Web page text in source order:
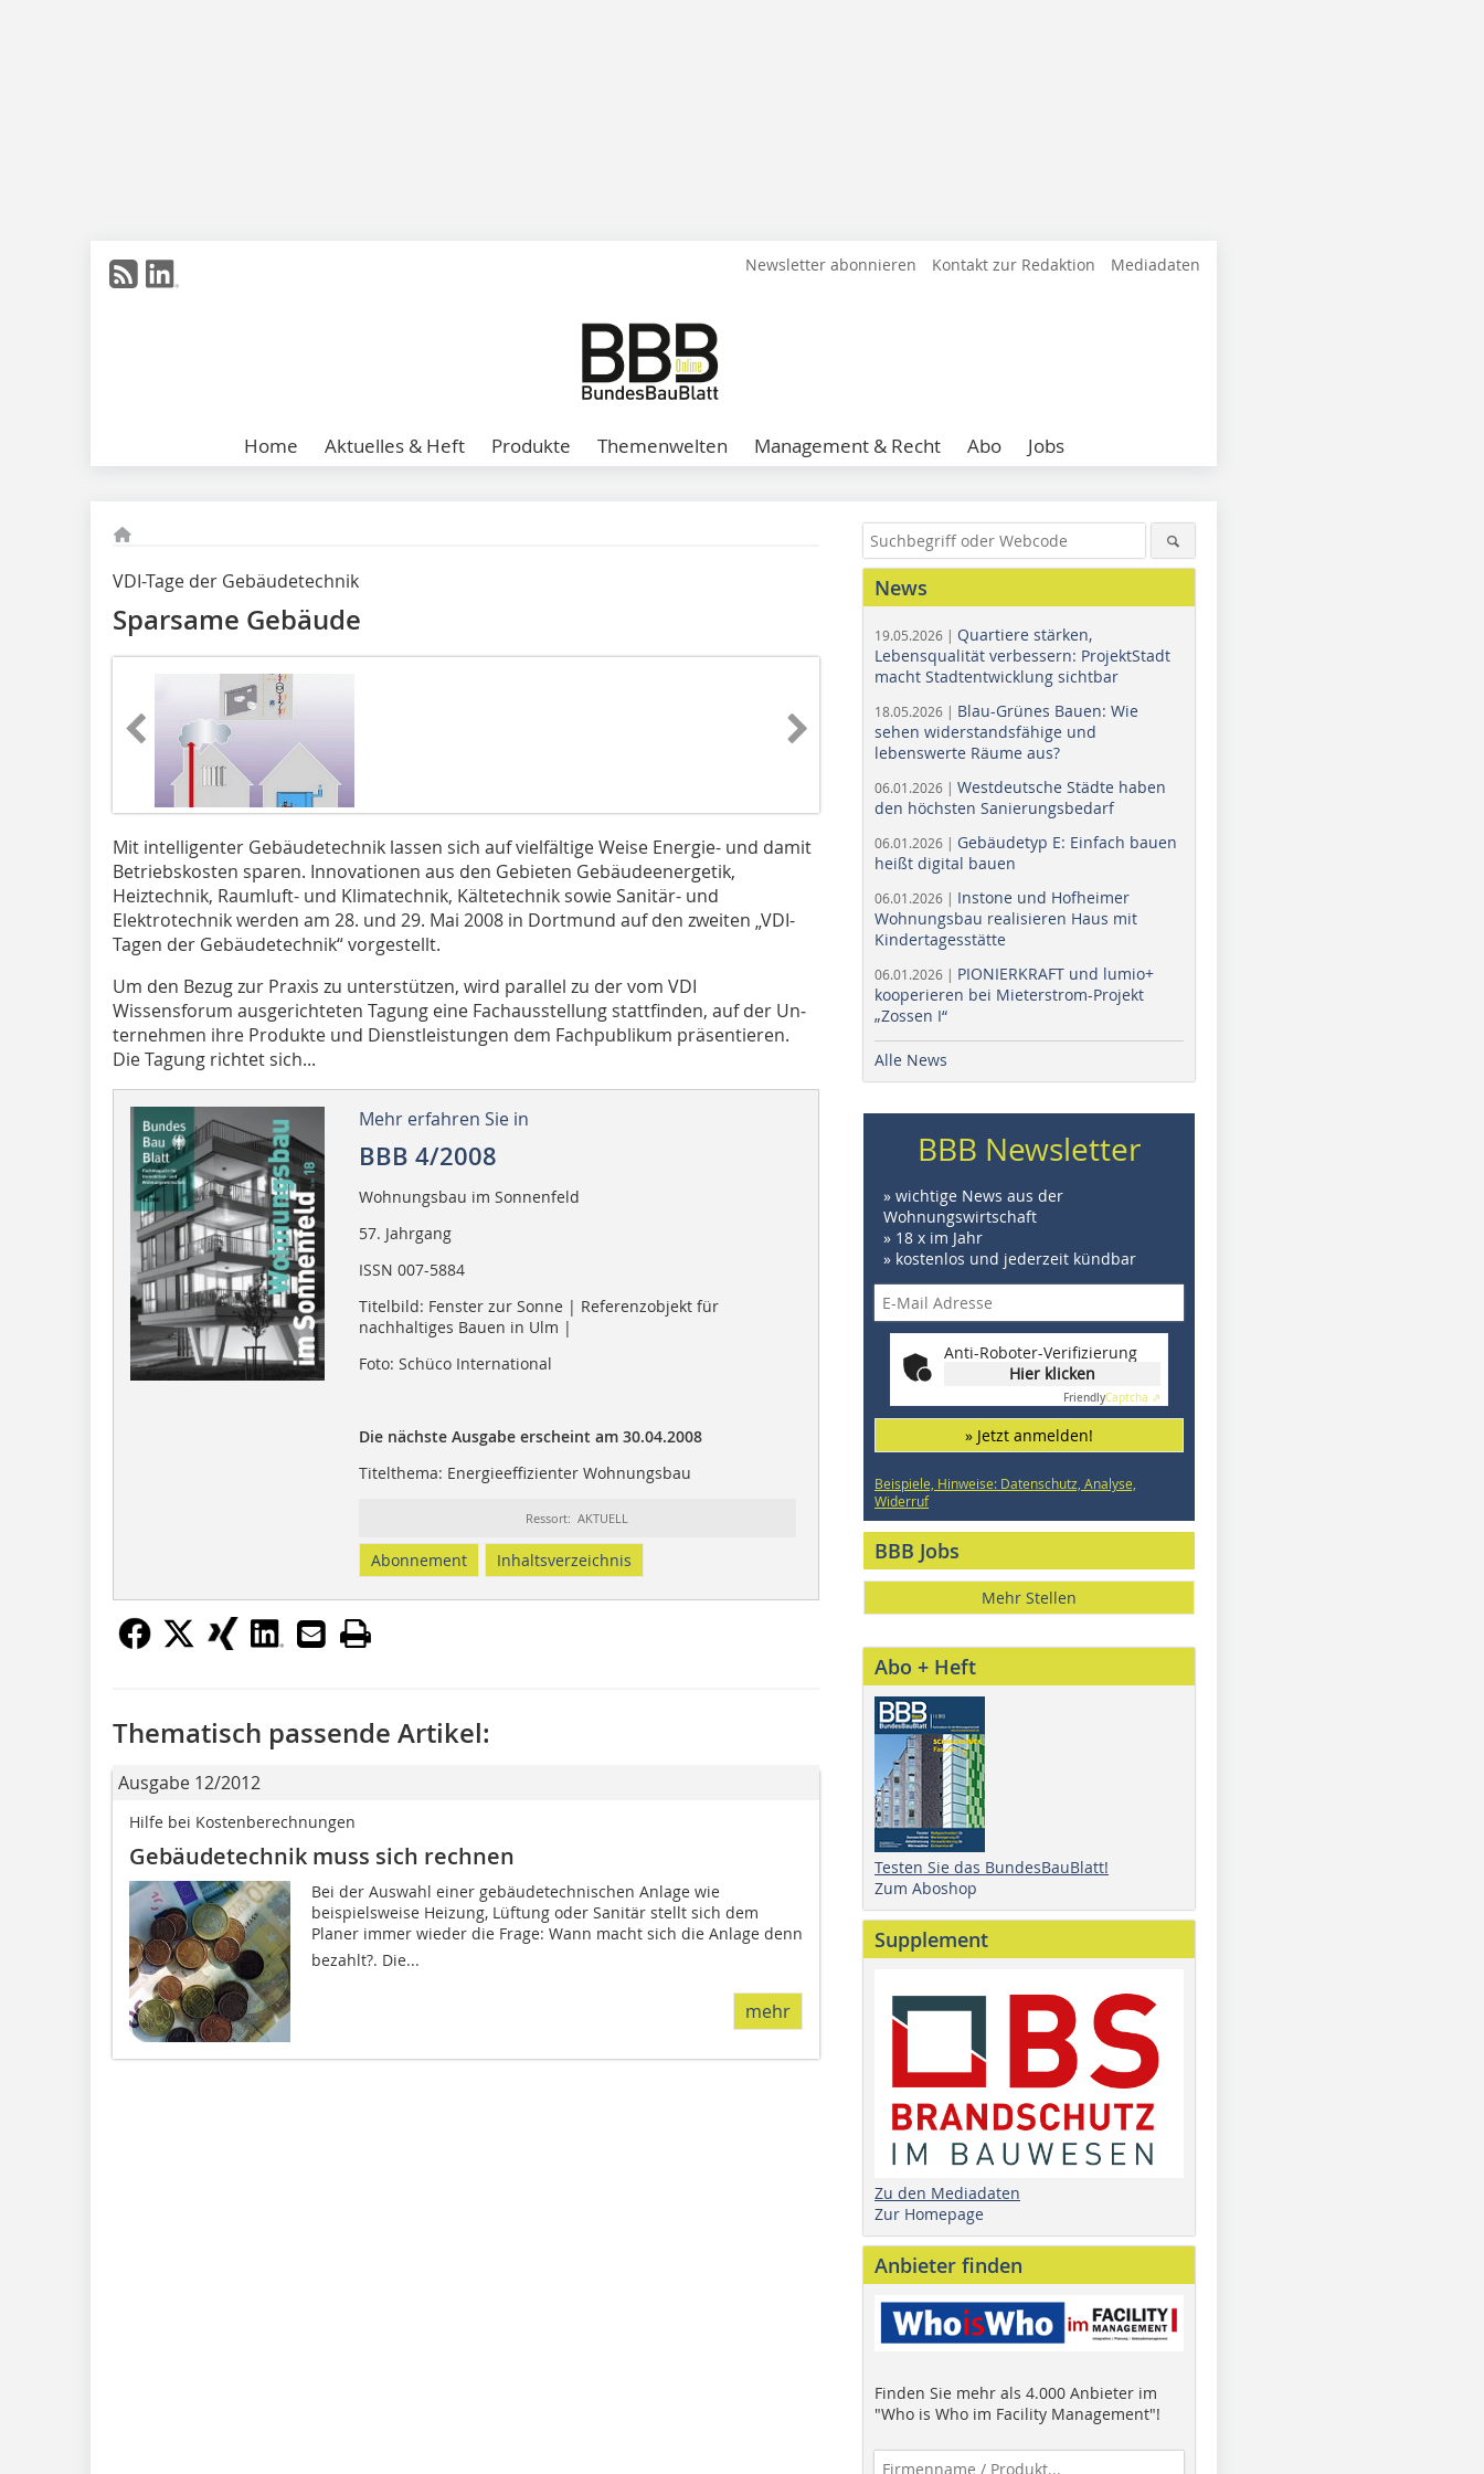
Newsletter abonnieren Kontakt zur Redaktion Mediadaten
Home Aktuelles & Heft Produkte Themenwelten Management & Recht Abo Jobs
VDI-Tage der Gebäudetechnik
Sparsame Gebäude
Mit intelligenter Gebäudetechnik lassen sich auf vielfältige Weise Energie- und damit
Betriebskosten sparen. Innovationen aus den Gebieten Gebäudeenergetik,
Heiztechnik, Raumluft- und Klimatechnik, Kältetechnik sowie Sanitär- und
Elektrotechnik werden am 28. und 29. Mai 2008 in Dortmund auf den zweiten „VDI-
Tagen der Gebäudetechnik“ vorgestellt.
Um den Bezug zur Praxis zu unterstützen, wird parallel zu der vom VDI
Wissensforum ausgerichteten Tagung eine Fachausstellung stattfinden, auf der Un­­
ternehmen ihre Produkte und Dienstleistungen dem Fachpublikum präsentieren.
Die Tagung richtet sich...
Mehr erfahren Sie in
BBB 4/2008
Wohnungsbau im Sonnenfeld
57. Jahrgang
ISSN 007-5884
Titelbild: Fenster zur Sonne | Referenzobjekt für
nachhaltiges Bauen in Ulm |
Foto: Schüco International
Die nächste Ausgabe erscheint am 30.04.2008
Titelthema: Energieeffizienter Wohnungsbau
Ressort: AKTUELL
Abonnement Inhaltsverzeichnis
Thematisch passende Artikel:
Ausgabe 12/2012
Hilfe bei Kostenberechnungen
Gebäudetechnik muss sich rechnen
Bei der Auswahl einer gebäudetechnischen Anlage wie
beispielsweise Heizung, Lüftung oder Sanitär stellt sich dem
Planer immer wieder die Frage: Wann macht sich die Anlage denn
bezahlt?. Die...
mehr
News
19.05.2026 | Quartiere stärken,
Lebensqualität verbessern: ProjektStadt
macht Stadtentwicklung sichtbar
18.05.2026 | Blau-Grünes Bauen: Wie
sehen widerstandsfähige und
lebenswerte Räume aus?
06.01.2026 | Westdeutsche Städte haben
den höchsten Sanierungsbedarf
06.01.2026 | Gebäudetyp E: Einfach bauen
heißt digital bauen
06.01.2026 | Instone und Hofheimer
Wohnungsbau realisieren Haus mit
Kindertagesstätte
06.01.2026 | PIONIERKRAFT und lumio+
kooperieren bei Mieterstrom-Projekt
„Zossen I“
Alle News
BBB Newsletter
» wichtige News aus der
Wohnungswirtschaft
» 18 x im Jahr
» kostenlos und jederzeit kündbar
Anti-Roboter-Verifizierung
Hier klicken
FriendlyCaptcha ⇗
» Jetzt anmelden!
Beispiele, Hinweise: Datenschutz, Analyse,
Widerruf
BBB Jobs
Mehr Stellen
Abo + Heft
Testen Sie das BundesBauBlatt!
Zum Aboshop
Supplement
Zu den Mediadaten
Zur Homepage
Anbieter finden
Finden Sie mehr als 4.000 Anbieter im
"Who is Who im Facility Management"!